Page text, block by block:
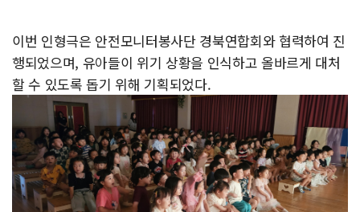
이번 인형극은 안전모니터봉사단 경북연합회와 협력하여 진
행되었으며, 유아들이 위기 상황을 인식하고 올바르게 대처
할 수 있도록 돕기 위해 기획되었다.